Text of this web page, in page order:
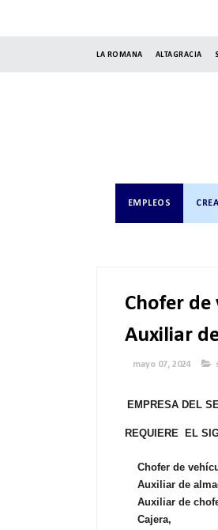
LA ROMANA ALTAGRACIA
EMPLEOS
Chofer
Auxiliar
mayo 07, 2024
EMPRESA DEL
REQUIERE EL
Chofer de
Auxiliar de
Auxiliar de
Cajera,